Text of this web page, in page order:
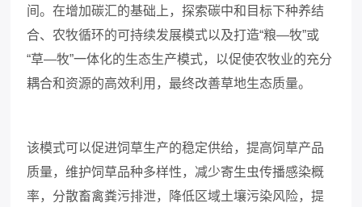
间。在增加碳汇的基础上，探索碳中和目标下种养结
合、农牧循环的可持续发展模式以及打造“粮—牧”或
“草—牧”一体化的生态生产模式，以促使农牧业的充分
耦合和资源的高效利用，最终改善草地生态质量。
该模式可以促进饲草生产的稳定供给，提高饲草产品
质量，维护饲草品种多样性，减少寄生虫传播感染概
率，分散畜禽粪污排泄，降低区域土壤污染风险，提